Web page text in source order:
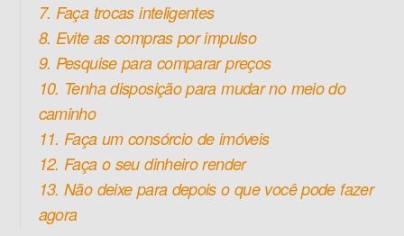
7. Faça trocas inteligentes
8. Evite as compras por impulso
9. Pesquise para comparar preços
10. Tenha disposição para mudar no meio do
caminho
11. Faça um consórcio de imóveis
12. Faça o seu dinheiro render
13. Não deixe para depois o que você pode fazer
agora